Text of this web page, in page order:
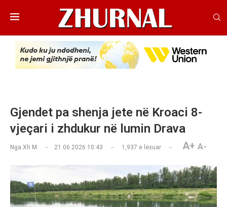
Gjendet pa shenja jete në Kroaci 8-
vjeçari i zhdukur në lumin Drava
Nga Xh M 21.06.2026 10:43 1,937 e lexuar A+ A-